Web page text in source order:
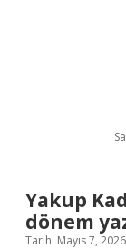
Yakup
dönem
Tarih: Mayıs 7, 2026